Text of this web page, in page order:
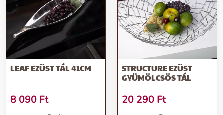
LEAF EZÜST TÁL 41CM
8 090 Ft
STRUCTURE EZÜST
GYÜMÖLCSÖS TÁL
20 290 Ft